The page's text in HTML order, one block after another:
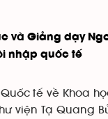
và Giảng dạy
nhập quốc tế
tế về Khoa
viện Tạ Quang